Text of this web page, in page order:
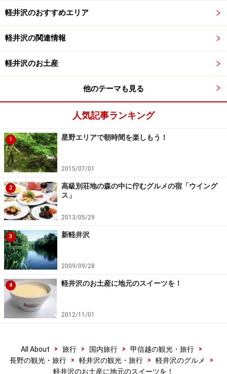
軽井沢のおすすめエリア
軽井沢の関連情報
軽井沢のお土産
他のテーマも見る
人気記事ランキング
1 星野エリアで朝時間を楽しもう！
2015/07/01
2
高級別荘地の森の中に佇むグルメの宿「ウイング
ス」
2013/05/29
3 新軽井沢
2009/09/28
4 軽井沢のお土産に地元のスイーツを！
2012/11/01
All About > 旅行 > 国内旅行 > 甲信越の観光・旅行
>
長野の観光・旅行
> 軽井沢の観光・旅行 > 軽井沢のグルメ
>
軽井沢のお土産に地元のスイーツを！